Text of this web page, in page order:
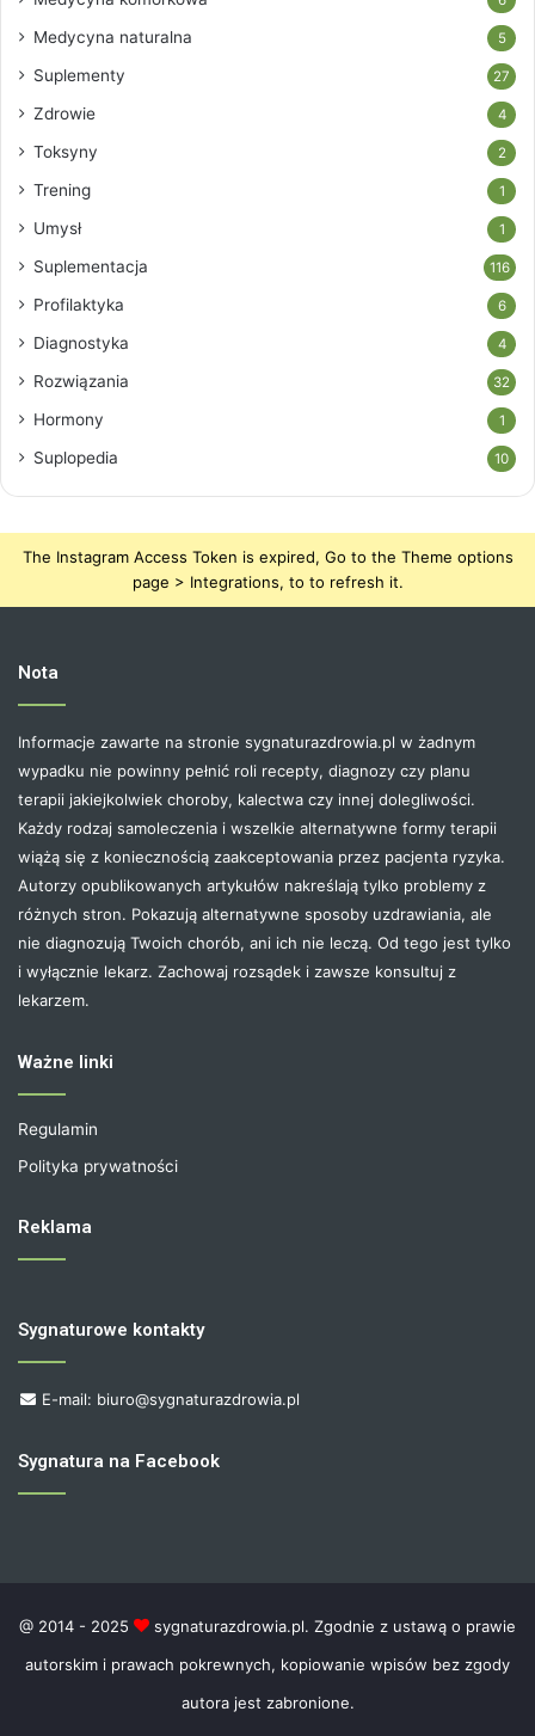
Medycyna naturalna 5
Suplementy 27
Zdrowie 4
Toksyny 2
Trening 1
Umysł 1
Suplementacja 116
Profilaktyka 6
Diagnostyka 4
Rozwiązania 32
Hormony 1
Suplopedia 10
The Instagram Access Token is expired, Go to the Theme options
page > Integrations, to to refresh it.
Nota
Informacje zawarte na stronie sygnaturazdrowia.pl w żadnym
wypadku nie powinny pełnić roli recepty, diagnozy czy planu
terapii jakiejkolwiek choroby, kalectwa czy innej dolegliwości.
Każdy rodzaj samoleczenia i wszelkie alternatywne formy terapii
wiążą się z koniecznością zaakceptowania przez pacjenta ryzyka.
Autorzy opublikowanych artykułów nakreślają tylko problemy z
różnych stron. Pokazują alternatywne sposoby uzdrawiania, ale
nie diagnozują Twoich chorób, ani ich nie leczą. Od tego jest tylko
i wyłącznie lekarz. Zachowaj rozsądek i zawsze konsultuj z
lekarzem.
Ważne linki
Regulamin
Polityka prywatności
Reklama
Sygnaturowe kontakty
E-mail: biuro@sygnaturazdrowia.pl
Sygnatura na Facebook
@ 2014 - 2025
sygnaturazdrowia.pl. Zgodnie z ustawą o prawie
autorskim i prawach pokrewnych, kopiowanie wpisów bez zgody
autora jest zabronione.